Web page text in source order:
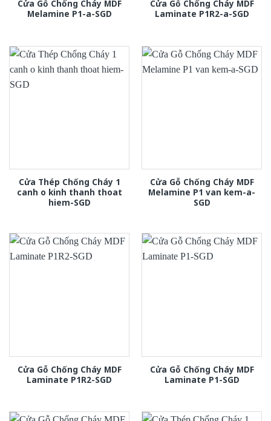
Cửa Gỗ Chống Cháy MDF
Melamine P1-a-SGD
Cửa Gỗ Chống Cháy MDF
Laminate P1R2-a-SGD
Cửa Thép Chống Cháy 1
canh o kinh thanh thoat
hiem-SGD
Cửa Gỗ Chống Cháy MDF
Melamine P1 van kem-a-
SGD
Cửa Gỗ Chống Cháy MDF
Laminate P1R2-SGD
Cửa Gỗ Chống Cháy MDF
Laminate P1-SGD